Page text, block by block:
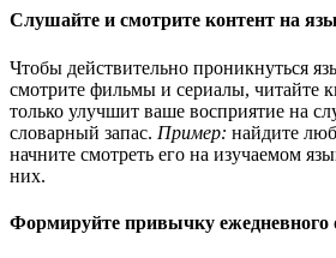
Слушайте и смотрите контент на
Чтобы действительно проникнуться
смотрите фильмы и сериалы, читайте
только улучшит ваше восприятие на
словарный запас. Пример: найдите
начните смотреть его на изучаемом
них.
Формируйте привычку ежедневного